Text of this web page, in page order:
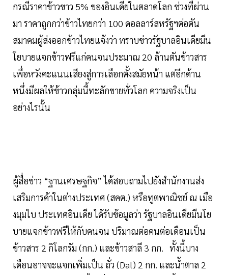
กรณีราคาข้าวขาว 5% ของอินเดียในตลาดโลก ช่วงที่ผ่าน
มา ราคาถูกกว่าข้าวไทยกว่า 100 ดอลลาร์สหรัฐฯต่อตัน
สมาคมผู้ส่งออกข้าวไทยแจ้งว่า ทราบข่าวรัฐบาลอินเดียมีน
โยบายแจกข้าวฟรีแก่คนจนประมาณ 20 ล้านตันข้าวสาร
เพื่อหวังคะแนนเสียงสู่การเลือกตั้งสมัยหน้า แต่อีกด้าน
หนึ่งมีผลให้ข้าวกลุ่มนี้ทะลักขายทั่วโลก ความจริงเป็น
อย่างไรนั้น
ผู้สื่อข่าว “ฐานเศรษฐกิจ” ได้สอบถามไปยังสำนักงานส่ง
เสริมการค้าในต่างประเทศ (สคต.) หรือทูตพาณิชย์ ณ เมือ
งมุมไบ ประเทศอินเดีย ได้รับข้อมูลว่า รัฐบาลอินเดียมีนโย
บายแจกข้าวฟรีให้กับคนจน ปริมาณต่อคนต่อเดือนเป็น
ข้าวสาร 2 กิโลกรัม (กก.) และข้าวสาลี 3 กก. ทั้งนี้บาง
เดือนอาจจะแจกเพิ่มเป็น ถั่ว (Dal) 2 กก. และน้ำตาล 2